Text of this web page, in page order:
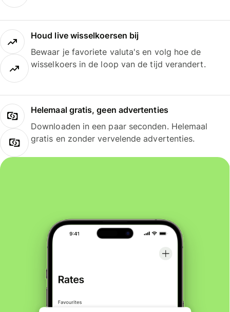
Houd live wisselkoersen bij
Bewaar je favoriete valuta's en volg hoe de
wisselkoers in de loop van de tijd verandert.
Helemaal gratis, geen advertenties
Downloaden in een paar seconden. Helemaal
gratis en zonder vervelende advertenties.